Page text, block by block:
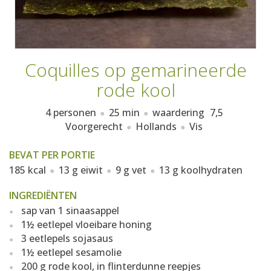
Coquilles op gemarineerde
rode kool
4 personen 25 min waardering 7,5
Voorgerecht
Hollands Vis
BEVAT PER PORTIE
185 kcal
13 g eiwit 9 g vet
13 g koolhydraten
INGREDIËNTEN
sap van 1 sinaasappel
1½ eetlepel vloeibare honing
3 eetlepels sojasaus
1½ eetlepel sesamolie
200 g rode kool, in flinterdunne reepjes